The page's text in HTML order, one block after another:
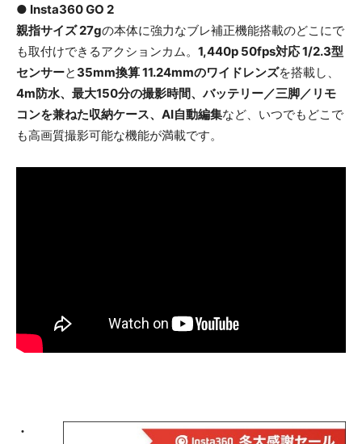
● Insta360 GO 2
親指サイズ 27gの本体に強力なブレ補正機能搭載のどこにで
も取付けできるアクションカム。 1,440p 50fps対応 1/2.3型
センサーと 35mm換算 11.24mmのワイドレンズを搭載し、
4m防水、最大150分の撮影時間、バッテリー／三脚／リモ
コンを兼ねた収納ケース、AI自動編集など、いつでもどこで
も高画質撮影可能な機能が満載です。
・